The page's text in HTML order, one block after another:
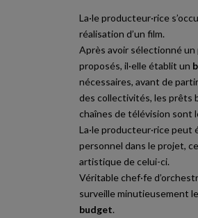
La·le producteur·rice
réalisation d’un film.
Après avoir sélectionné
proposés, il·elle établit un
nécessaires, avant de
des collectivités, les prêts
chaînes de télévision sont
La·le producteur·rice
personnel dans le projet,
artistique de celui-ci.
Véritable chef·fe
surveille minutieusement le
budget.